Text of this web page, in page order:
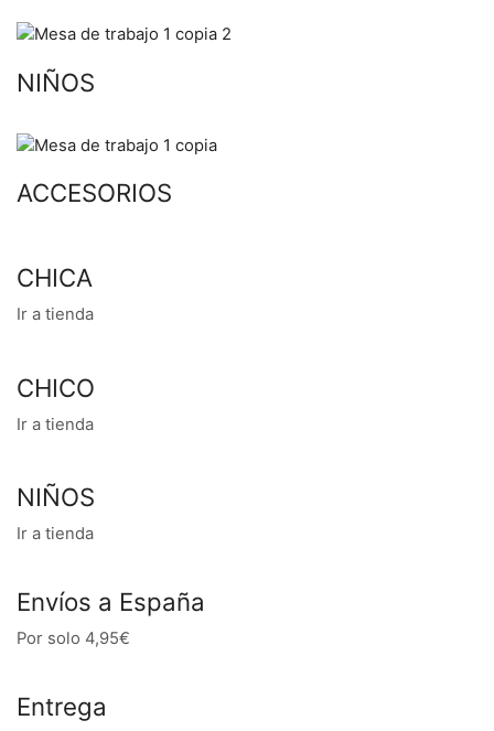
NIÑOS
ACCESORIOS
CHICA
Ir a tienda
CHICO
Ir a tienda
NIÑOS
Ir a tienda
Envíos a España
Por solo 4,95€
Entrega